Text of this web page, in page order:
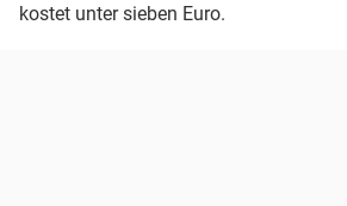
kostet unter sieben Euro.